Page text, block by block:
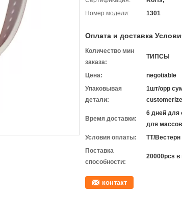
Номер модели:
1301
Оплата и доставка
Количество мин
заказа:
ТИПСЫ
Цена:
negotiable
Упаковывая
детали:
1шт/opp
Время доставки:
6 дней для
для
Условия оплаты:
TT/
Поставка
способности:
20000pcs
контакт